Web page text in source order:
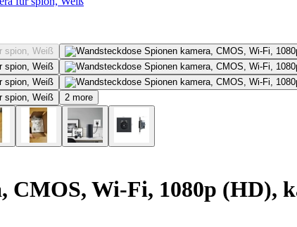
2 more
CMOS, Wi-Fi, 1080p (HD),